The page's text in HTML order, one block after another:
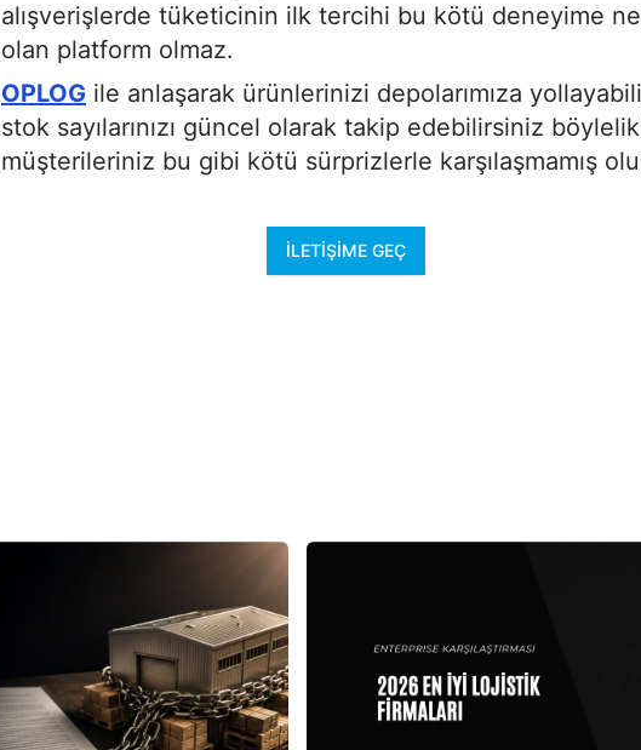
alışverişlerde tüketicinin ilk tercihi bu kötü deneyime
olan platform olmaz.
OPLOG ile anlaşarak ürünlerinizi depolarımıza
stok sayılarınızı güncel olarak takip edebilirsiniz
müşterileriniz bu gibi kötü sürprizlerle karşılaşmamış
İLETIŞIME GEÇ